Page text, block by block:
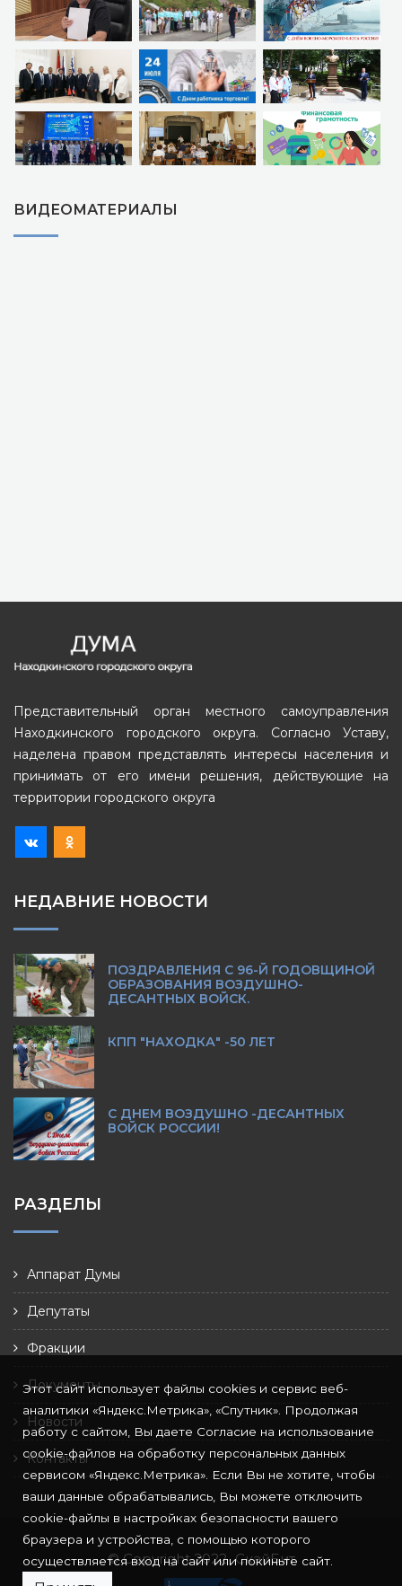
ВИДЕОМАТЕРИАЛЫ
Представительный орган местного самоуправления
Находкинского городского округа. Согласно Уставу,
наделена правом представлять интересы населения и
принимать от его имени решения, действующие на
территории городского округа
НЕДАВНИЕ НОВОСТИ
ПОЗДРАВЛЕНИЯ С 96-Й ГОДОВЩИНОЙ
ОБРАЗОВАНИЯ ВОЗДУШНО-
ДЕСАНТНЫХ ВОЙСК.
КПП "НАХОДКА" -50 ЛЕТ
С ДНЕМ ВОЗДУШНО -ДЕСАНТНЫХ
ВОЙСК РОССИИ!
РАЗДЕЛЫ
Аппарат Думы
Депутаты
Фракции
Документы
Новости
Контакты
© Copyright 2022 СкайБит
Этот сайт использует файлы cookies и сервис веб-
аналитики «Яндекс.Метрика», «Спутник». Продолжая
работу с сайтом, Вы даете Согласие на использование
cookie-файлов на обработку персональных данных
сервисом «Яндекс.Метрика». Если Вы не хотите, чтобы
ваши данные обрабатывались, Вы можете отключить
cookie-файлы в настройках безопасности вашего
браузера и устройства, с помощью которого
осуществляется вход на сайт или покиньте сайт.